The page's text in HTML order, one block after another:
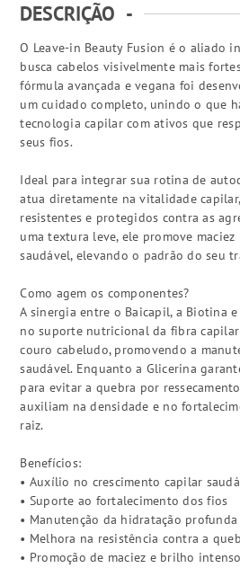
DESCRIÇÃO -
O Leave-in Beauty Fusion é o aliado
busca cabelos visivelmente mais
fórmula avançada e vegana foi
um cuidado completo, unindo o que
tecnologia capilar com ativos que
seus fios.
Ideal para integrar sua rotina de
atua diretamente na vitalidade
resistentes e protegidos contra as
uma textura leve, ele promove
saudável, elevando o padrão do seu
Como agem os componentes?
A sinergia entre o Baicapil, a Biotina
no suporte nutricional da fibra
couro cabeludo, promovendo a
saudável. Enquanto a Glicerina
para evitar a quebra por
auxiliam na densidade e no
raiz.
Benefícios:
• Auxílio no crescimento capilar
• Suporte ao fortalecimento dos fios
• Manutenção da hidratação profunda
• Melhora na resistência contra a
• Promoção de maciez e brilho intenso